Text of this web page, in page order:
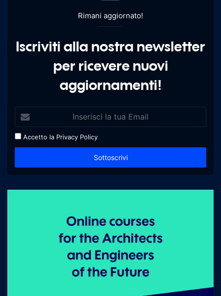
Rimani aggiornato!
Iscriviti alla nostra newsletter
per ricevere nuovi
aggiornamenti!
Accetto la Privacy Policy